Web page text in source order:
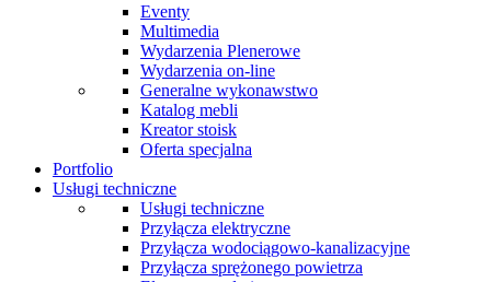
Eventy
Multimedia
Wydarzenia Plenerowe
Wydarzenia on-line
Generalne wykonawstwo
Katalog mebli
Kreator stoisk
Oferta specjalna
Portfolio
Usługi techniczne
Usługi techniczne
Przyłącza elektryczne
Przyłącza wodociągowo-kanalizacyjne
Przyłącza sprężonego powietrza